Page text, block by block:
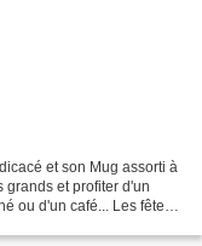
et son Mug assorti à
grands et profiter d'un
ou d'un café... Les fêtes